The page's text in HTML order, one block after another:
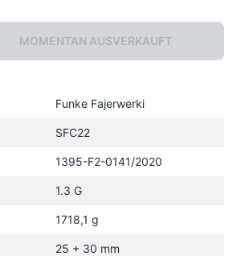
MOMENTAN AUSVERKAUFT
Funke Fajerwerki
SFC22
1395-F2-0141/2020
1.3 G
1718,1 g
25 + 30 mm